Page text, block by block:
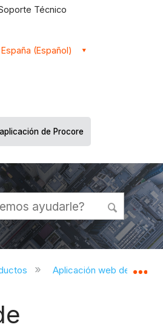
Técnico
(Español)
de Procore
jerarquía global
Aplicación web de